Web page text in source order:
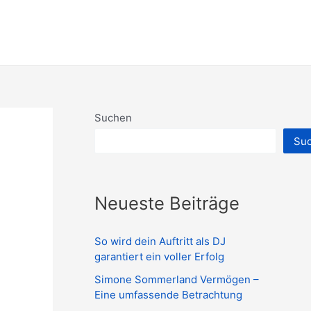
Suchen
Neueste Beiträge
So wird dein Auftritt als DJ
garantiert ein voller Erfolg
Simone Sommerland Vermögen –
Eine umfassende Betrachtung